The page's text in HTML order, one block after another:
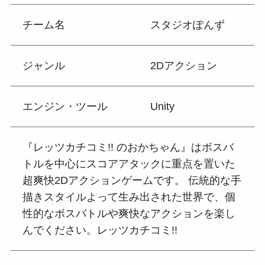
チーム名 スタジオぽんず
ジャンル 2Dアクション
エンジン・ツール Unity
『レッツカチコミ!! のおかちゃん』はボスバ
トルを中心にスコアアタックに重点を置いた
超爽快2Dアクションゲームです。 伝統的な手
描きスタイルよって生み出された世界で、個
性的なボスバトルや爽快なアクションを楽し
んでください。レッツカチコミ!!